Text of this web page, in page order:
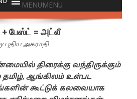
MENUMENU
+ பேஸ்ட் = அட்லீ
புதிய அகராதி
திரைக்கு வந்திருக்கும்
தமிழ், ஆங்கிலம் உள்பட
கூட்டுக் கலவையாக